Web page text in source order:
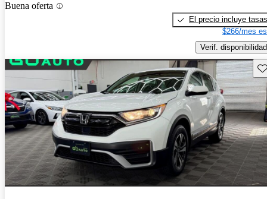
Buena oferta
El precio incluye tasas
$266/mes
Verif. disponibilidad